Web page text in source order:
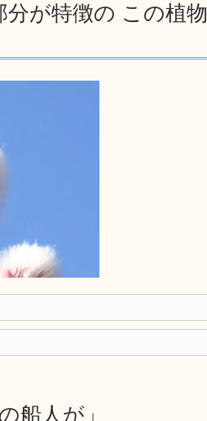
が特徴の この植物
船人が」